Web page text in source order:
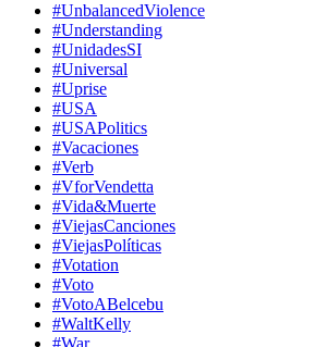
#UnbalancedViolence
#Understanding
#UnidadesSI
#Universal
#Uprise
#USA
#USAPolitics
#Vacaciones
#Verb
#VforVendetta
#Vida&Muerte
#ViejasCanciones
#ViejasPolíticas
#Votation
#Voto
#VotoABelcebu
#WaltKelly